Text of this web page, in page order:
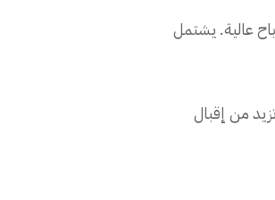
عالية. يشتمل
من إقبال